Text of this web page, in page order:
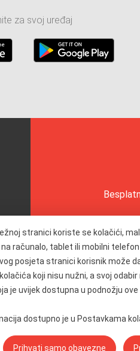
stranici koriste se kolačići,
računalo, tablet ili mobilni
posjeta stranici korisnik može
koji nisu nužni, a svoj
je uvijek dostupna u podnožju ove
dostupno je u Postavkama
Prihvati samo obavezne
za svoj uređaj
Pozivi
+385